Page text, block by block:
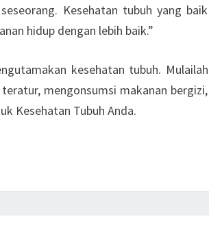
Kesehatan tubuh yang baik
hidup dengan lebih baik.”
kesehatan tubuh. Mulailah
mengonsumsi makanan bergizi,
Kesehatan Tubuh Anda.